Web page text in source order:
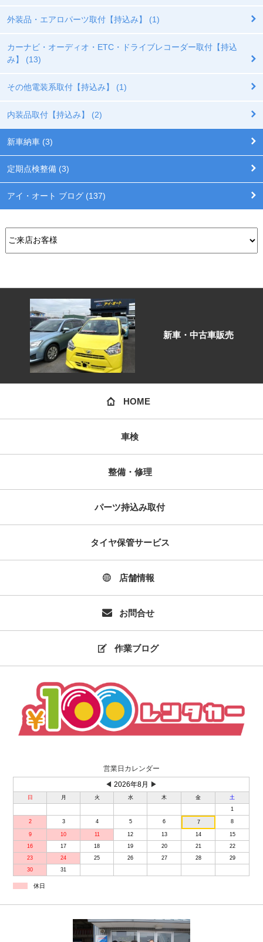
外装品・エアロパーツ取付【持込み】 (1)
カーナビ・オーディオ・ETC・ドライブレコーダー取付【持込
み】 (13)
その他電装系取付【持込み】 (1)
内装品取付【持込み】 (2)
新車納車 (3)
定期点検整備 (3)
アイ・オート ブログ (137)
新車・中古車販売
HOME
車検
整備・修理
パーツ持込み取付
タイヤ保管サービス
店舗情報
お問合せ
作業ブログ
営業日カレンダー
◀ 2026年8月 ▶
日 月 火 水 木 金
土
1
2 3 4 5 6 7 8
9 10 11 12 13 14
15
16
17 18 19 20 21
22
23
24 25 26 27 28
29
30
31
休日